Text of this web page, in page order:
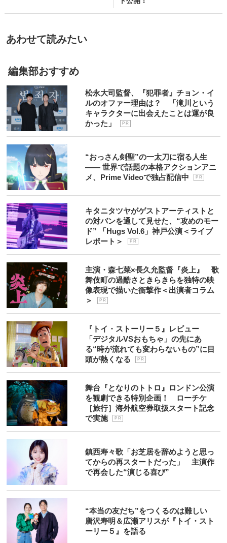
あわせて読みたい
編集部おすすめ
松永大司監督、『犯罪者』チョン・イ
ルのオファー理由は？ 「滝川という
キャラクターに出会えたことは運が良
かった」
P R
“おっさん剣聖”の一太刀に宿る人生
―― 世界で話題の本格アクションアニ
メ、Prime Videoで独占配信中
P R
キタニタツヤがゲストアーティストと
の対バンを通して見せた、“攻めのモー
ド” 「Hugs Vol.6」神戸公演＜ライブ
レポート＞
P R
主演・森七菜×長久允監督『炎上』 歌
舞伎町の過酷さときらきらを独特の映
像表現で描いた衝撃作＜出演者コラム
＞
P R
『トイ・ストーリー５』レビュー
「デジタルVSおもちゃ」の先にあ
る“時が流れても変わらないもの”に目
頭が熱くなる
P R
舞台『となりのトトロ』ロンドン公演
を観劇できる特別企画！ ローチケ
［旅行］海外航空券取扱スタート記念
で実施
P R
鎮西寿々歌「お芝居を辞めようと思っ
てからの再スタートだった」 主演作
で再会した“演じる喜び”
“本当の友だち”をつくるのは難しい
唐沢寿明＆広瀬アリスが『トイ・スト
ーリー５』を語る